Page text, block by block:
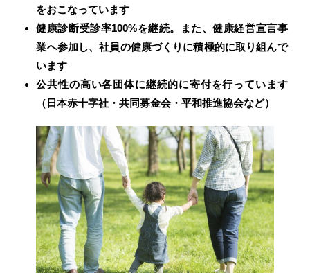
をおこなっています
健康診断受診率100%を継続。また、健康経営宣言事
業へ参加し、社員の健康づくりに積極的に取り組んで
います
公共性の高い各団体に継続的に寄付を行っています
（日本赤十字社・共同募金会・平和推進協会など）